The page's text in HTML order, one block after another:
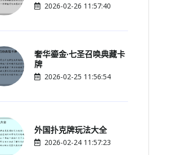
2026-02-26 11:57:40
奢华鎏金·七圣召唤典藏卡
牌
2026-02-25 11:56:54
外国扑克牌玩法大全
2026-02-24 11:57:23